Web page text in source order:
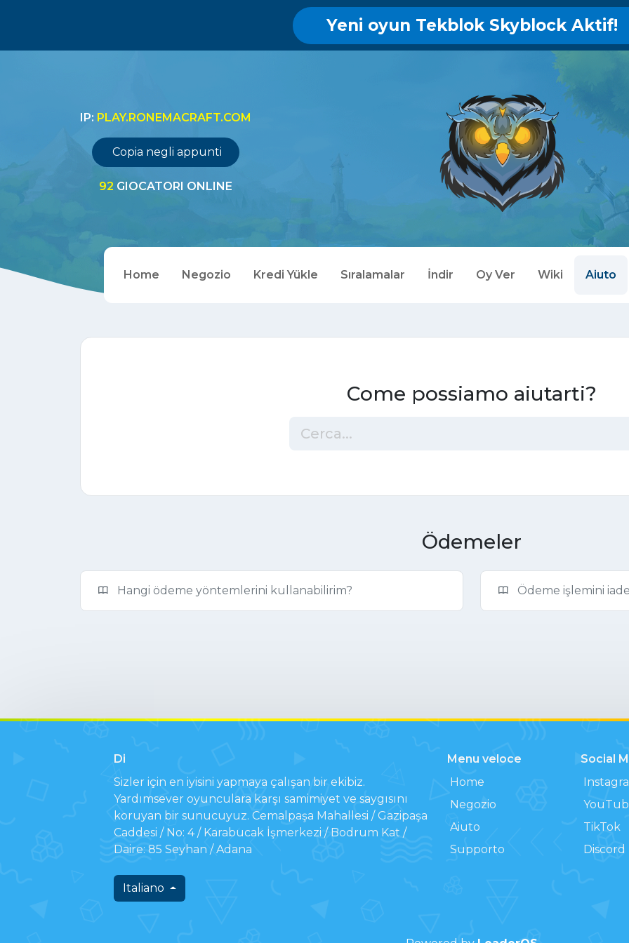
Yeni oyun Tekblok Skyblock Aktif!
IP: PLAY.RONEMACRAFT.COM
Copia negli appunti
92 GIOCATORI ONLINE
Home Negozio Kredi Yükle Sıralamalar İndir Oy Ver Wiki Aiuto
Come possiamo aiutarti?
Ödemeler
Hangi ödeme yöntemlerini kullanabilirim? Ödeme işlemini
Di
Sizler için en iyisini yapmaya çalışan bir ekibiz.
Yardımsever oyunculara karşı samimiyet ve saygısını
koruyan bir sunucuyuz. Cemalpaşa Mahallesi / Gazipaşa
Caddesi / No: 4 / Karabucak İşmerkezi / Bodrum Kat /
Daire: 85 Seyhan / Adana
Italiano
Menu veloce
Home
Negozio
Aiuto
Supporto
Social
TikTok
Discord